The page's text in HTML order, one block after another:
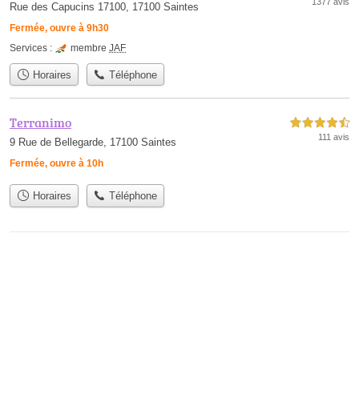
Rue des Capucins 17100, 17100 Saintes
Fermée, ouvre à 9h30
Services : membre JAF
Horaires Téléphone
Terranimo
9 Rue de Bellegarde, 17100 Saintes
Fermée, ouvre à 10h
4,5 étoiles sur 5
111 avis
Horaires Téléphone